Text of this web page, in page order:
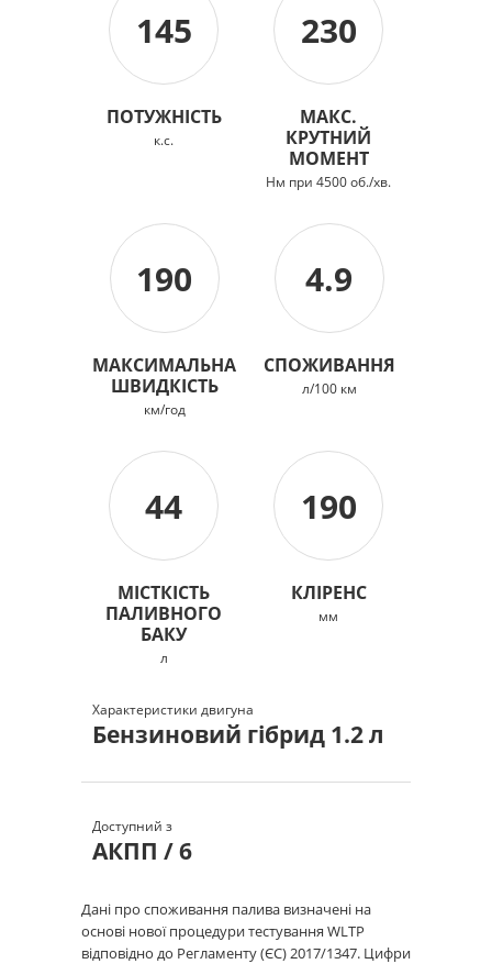
145
ПОТУЖНІСТЬ
к.с.
230
МАКС.
КРУТНИЙ
МОМЕНТ
Нм при 4500 об./хв.
190
МАКСИМАЛЬНА
ШВИДКІСТЬ
км/год
4.9
СПОЖИВАННЯ
л/100 км
44
МІСТКІСТЬ
ПАЛИВНОГО
БАКУ
л
190
КЛІРЕНС
мм
Характеристики двигуна
Бензиновий гібрид 1.2 л
Доступний з
АКПП / 6
Дані про споживання палива визначені на
основі нової процедури тестування WLTP
відповідно до Регламенту (ЄС) 2017/1347. Цифри